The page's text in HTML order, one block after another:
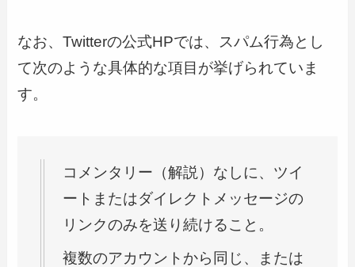
なお、Twitterの公式HPでは、スパム行為とし
て次のような具体的な項目が挙げられていま
す。
コメンタリー（解説）なしに、ツイ
ートまたはダイレクトメッセージの
リンクのみを送り続けること。
複数のアカウントから同じ、または